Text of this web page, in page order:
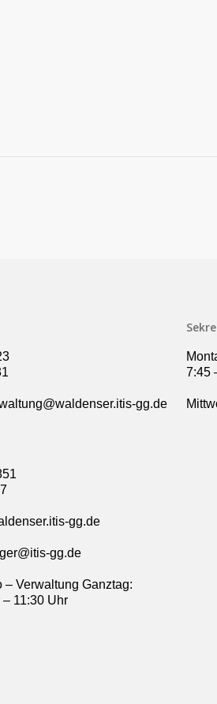
gg.de
gg.de
gg.de
– Verwaltung Ganztag:
11:30 Uhr
7:45